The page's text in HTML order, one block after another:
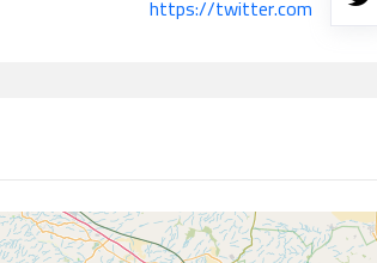
https://twitter.com